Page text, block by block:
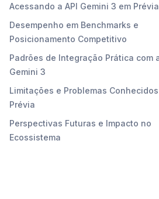
Acessando a API Gemini 3 em Prévia
Desempenho em Benchmarks e
Posicionamento Competitivo
Padrões de Integração Prática com
Gemini 3
Limitações e Problemas
Prévia
Perspectivas Futuras e Impacto no
Ecossistema